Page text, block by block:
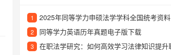
1 2025年同等学力申硕法学学科全国统考资料
2 同等学力英语历年真题电子版下载
3 在职法学研究：如何高效学习法律知识提升职业